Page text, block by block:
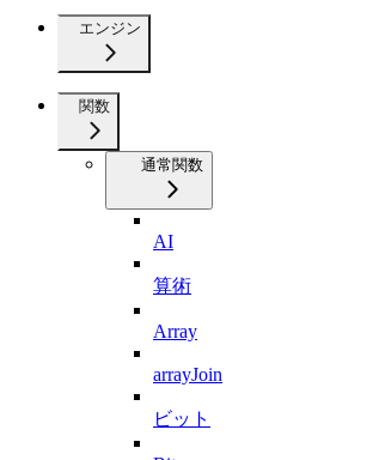
エンジン
関数
通常関数
AI
算術
Array
arrayJoin
ビット